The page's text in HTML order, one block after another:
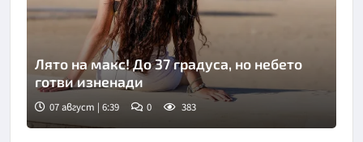
Лято на макс! До 37 градуса, но небето
готви изненади
07 август | 6:39 0 383